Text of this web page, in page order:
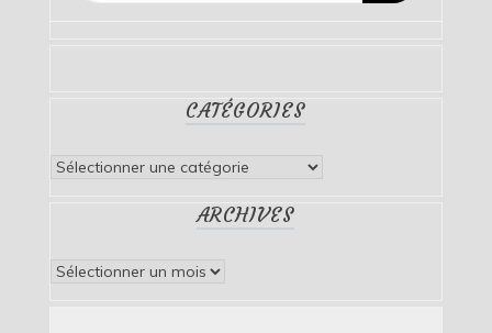
CATÉGORIES
Catégories
ARCHIVES
Archives